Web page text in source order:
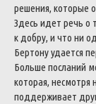
решения, которые
Здесь идет речь о
к добру, и что ни
Бертону удается
Больше посланий
которая, несмотря
поддерживает